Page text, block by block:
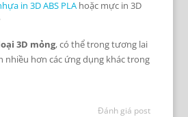
in 3D ABS PLAhoặc mực in 3D
3D mỏng, có thể trong tương lai
nhiều hơn các ứng dụng khác trong
Đánh giá post